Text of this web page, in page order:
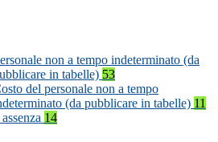
non a tempo indeterminato (da
in tabelle) 53
del personale non a tempo
(da pubblicare in tabelle) 11
14